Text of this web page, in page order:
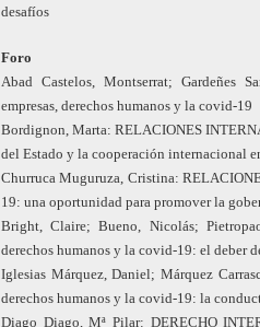
desafíos
Foro
Abad Castelos, Montserrat; Gardeñes
empresas, derechos humanos y la covid-19
Bordignon, Marta: RELACIONES
del Estado y la cooperación internacional
Churruca Muguruza, Cristina:
19: una oportunidad para promover la
Bright, Claire; Bueno, Nicolás;
derechos humanos y la covid-19: el deber
Iglesias Márquez, Daniel; Márquez
derechos humanos y la covid-19: la
Diago Diago, Mª Pilar: DERECHO